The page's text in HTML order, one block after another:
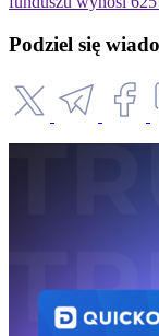
Podziel się